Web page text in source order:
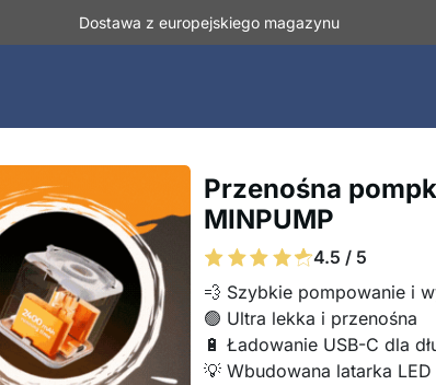
Dostawa z europejskiego magazynu
Przenośna
MINPUMP
4.5 / 5
💨 Szybkie pompowanie i
🟢 Ultra lekka i przenośna
🔋 Ładowanie USB-C dla
💡 Wbudowana latarka